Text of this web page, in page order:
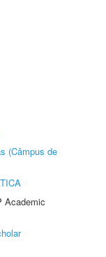
(Câmpus de
Academic